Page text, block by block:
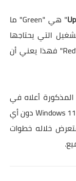
" هي "Green" ما
التي يحتاجها
إصدار 22H2 من ويندوز 11 اما لو كانت "Red" فهذا يعني أن
أعلاه في
صالحك! فيمكنك ترقية جهازك إلى Windows 11 22H2 دون أي
خلاله خطوات